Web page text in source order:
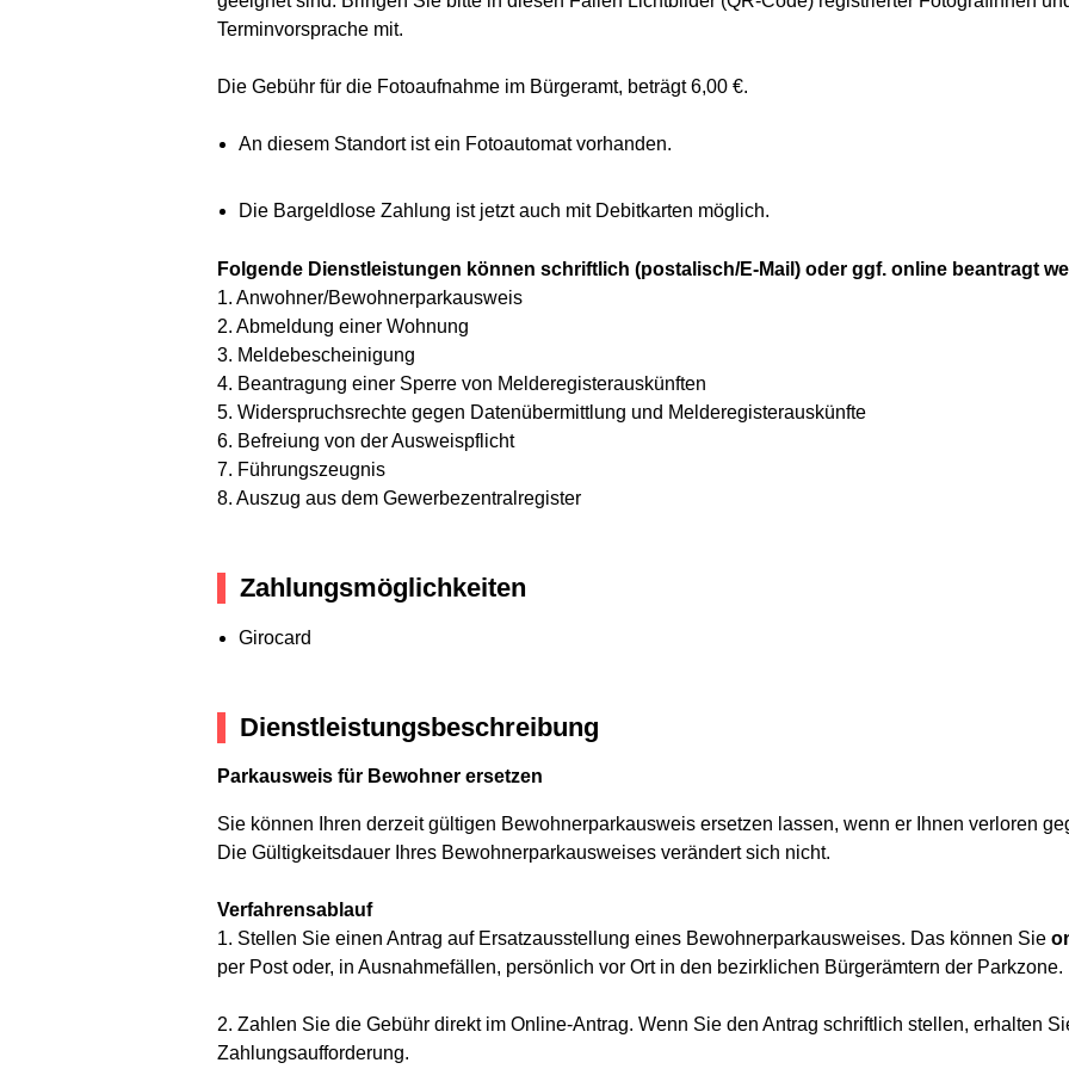
Terminvorsprache mit.
Die Gebühr für die Fotoaufnahme im Bürgeramt, beträgt 6,00 €.
An diesem Standort ist ein Fotoautomat vorhanden.
Die Bargeldlose Zahlung ist jetzt auch mit Debitkarten möglich.
Folgende Dienstleistungen können schriftlich (postalisch/E-Mail) oder ggf. online beantragt
1. Anwohner/Bewohnerparkausweis
2. Abmeldung einer Wohnung
3. Meldebescheinigung
4. Beantragung einer Sperre von Melderegisterauskünften
5. Widerspruchsrechte gegen Datenübermittlung und Melderegisterauskünfte
6. Befreiung von der Ausweispflicht
7. Führungszeugnis
8. Auszug aus dem Gewerbezentralregister
Zahlungsmöglichkeiten
Girocard
Dienstleistungsbeschreibung
Parkausweis für Bewohner ersetzen
Sie können Ihren derzeit gültigen Bewohnerparkausweis ersetzen lassen, wenn er Ihnen verloren
Die Gültigkeitsdauer Ihres Bewohnerparkausweises verändert sich nicht.
Verfahrensablauf
1. Stellen Sie einen Antrag auf Ersatzausstellung eines Bewohnerparkausweises. Das können Sie
per Post oder, in Ausnahmefällen, persönlich vor Ort in den bezirklichen Bürgerämtern der Parkzone.
2. Zahlen Sie die Gebühr direkt im Online-Antrag. Wenn Sie den Antrag schriftlich stellen, erhalten
Zahlungsaufforderung.